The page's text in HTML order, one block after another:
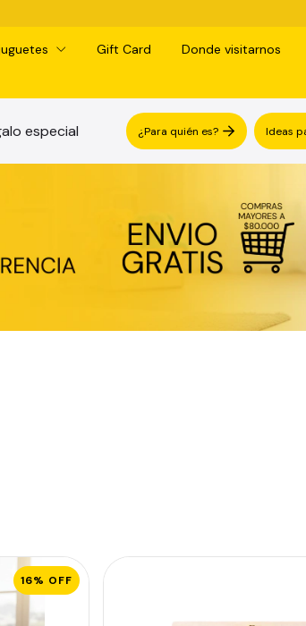
¡RETIRO GRATIS EN
Gift Card Donde visitarnos
especial ¿Para quién es? Ideas
16% OFF